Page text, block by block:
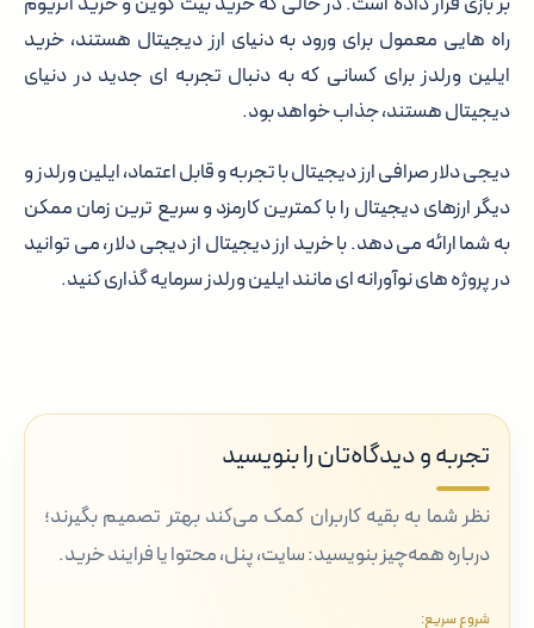
راه هایی معمول برای ورود به دنیای ارز دیجیتال هستند، خرید
ایلین ورلدز برای کسانی که به دنبال تجربه ای جدید در دنیای
دیجیتال هستند، جذاب خواهد بود.
دیجی دلار صرافی ارز دیجیتال با تجربه و قابل اعتماد، ایلین ورلدز و
دیگر ارزهای دیجیتال را با کمترین کارمزد و سریع ترین زمان ممکن
به شما ارائه می دهد. با خرید ارز دیجیتال از دیجی دلار، می توانید
در پروژه های نوآورانه ای مانند ایلین ورلدز سرمایه گذاری کنید.
تجربه و دیدگاه‌تان را بنویسید
نظر شما به بقیه کاربران کمک می‌کند بهتر تصمیم بگیرند؛
درباره همه‌چیز بنویسید: سایت، پنل، محتوا یا فرایند خرید.
شروع سریع: